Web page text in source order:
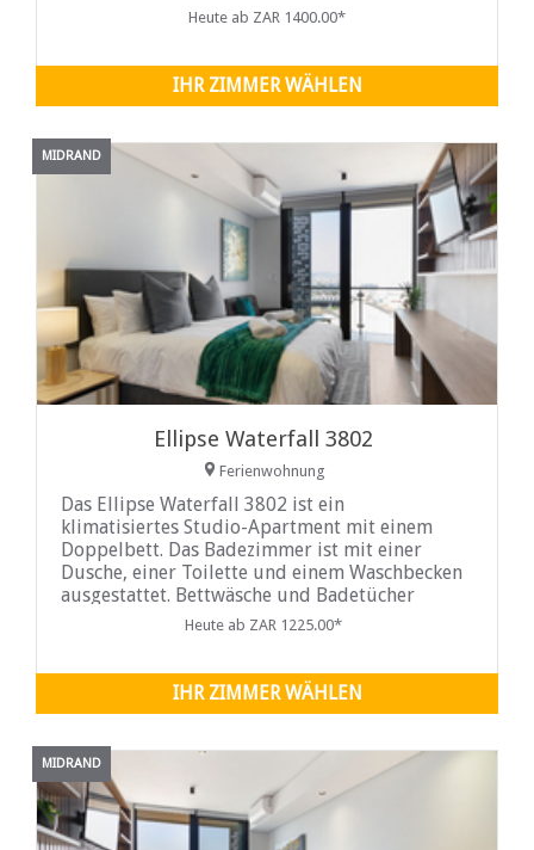
Heute ab ZAR 1400.00*
IHR ZIMMER WÄHLEN
MIDRAND
Ellipse Waterfall 3802
Ferienwohnung
Das Ellipse Waterfall 3802 ist ein
klimatisiertes Studio-Apartment mit einem
Doppelbett. Das Badezimmer ist mit einer
Dusche, einer Toilette und einem Waschbecken
ausgestattet. Bettwäsche und Badetücher
werden gestellt. Die Küche ist für einen
Backofen, eine Mikrowelle und einen
Wasserkocher
Heute ab ZAR 1225.00*
IHR ZIMMER WÄHLEN
MIDRAND